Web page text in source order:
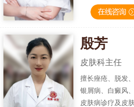
殷芳
皮肤科主任
擅长痤疮、脱发
银屑病、白癜风
皮肤病诊疗及皮